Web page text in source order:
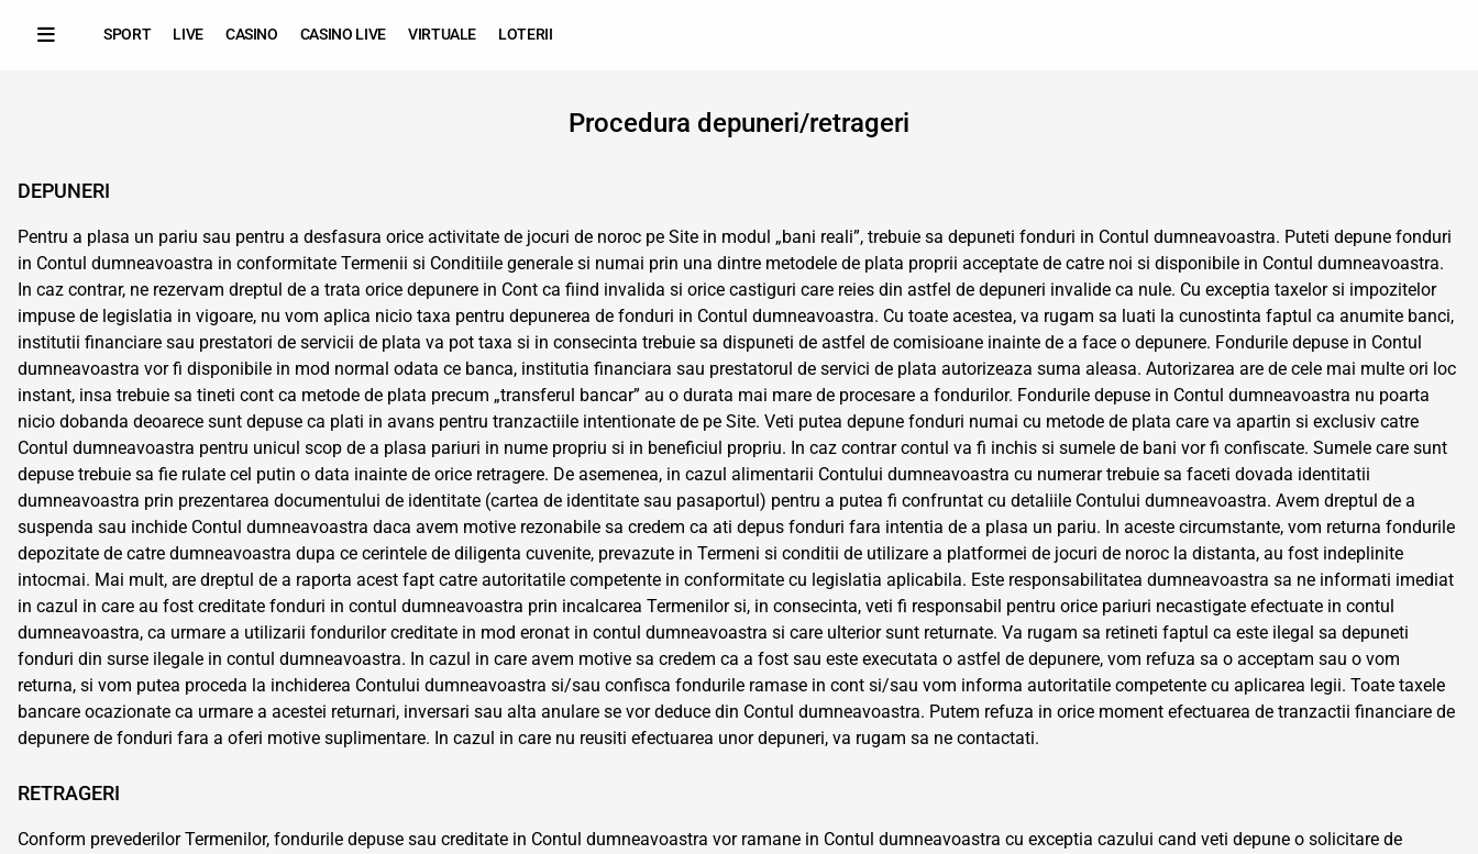
SPORT LIVE CASINO CASINO LIVE VIRTUALE LOTERII
Procedura depuneri/retrageri
DEPUNERI
Pentru a plasa un pariu sau pentru a desfasura orice activitate de jocuri de noroc pe Site in modul „bani reali”, trebuie sa depuneti fonduri in Contul dumneavoastra. Puteti depune fonduri
in Contul dumneavoastra in conformitate Termenii si Conditiile generale si numai prin una dintre metodele de plata proprii acceptate de catre noi si disponibile in Contul dumneavoastra.
In caz contrar, ne rezervam dreptul de a trata orice depunere in Cont ca fiind invalida si orice castiguri care reies din astfel de depuneri invalide ca nule. Cu exceptia taxelor si impozitelor
impuse de legislatia in vigoare, nu vom aplica nicio taxa pentru depunerea de fonduri in Contul dumneavoastra. Cu toate acestea, va rugam sa luati la cunostinta faptul ca anumite banci,
institutii financiare sau prestatori de servicii de plata va pot taxa si in consecinta trebuie sa dispuneti de astfel de comisioane inainte de a face o depunere. Fondurile depuse in Contul
dumneavoastra vor fi disponibile in mod normal odata ce banca, institutia financiara sau prestatorul de servici de plata autorizeaza suma aleasa. Autorizarea are de cele mai multe ori loc
instant, insa trebuie sa tineti cont ca metode de plata precum „transferul bancar” au o durata mai mare de procesare a fondurilor. Fondurile depuse in Contul dumneavoastra nu poarta
nicio dobanda deoarece sunt depuse ca plati in avans pentru tranzactiile intentionate de pe Site. Veti putea depune fonduri numai cu metode de plata care va apartin si exclusiv catre
Contul dumneavoastra pentru unicul scop de a plasa pariuri in nume propriu si in beneficiul propriu. In caz contrar contul va fi inchis si sumele de bani vor fi confiscate. Sumele care sunt
depuse trebuie sa fie rulate cel putin o data inainte de orice retragere. De asemenea, in cazul alimentarii Contului dumneavoastra cu numerar trebuie sa faceti dovada identitatii
dumneavoastra prin prezentarea documentului de identitate (cartea de identitate sau pasaportul) pentru a putea fi confruntat cu detaliile Contului dumneavoastra. Avem dreptul de a
suspenda sau inchide Contul dumneavoastra daca avem motive rezonabile sa credem ca ati depus fonduri fara intentia de a plasa un pariu. In aceste circumstante, vom returna fondurile
depozitate de catre dumneavoastra dupa ce cerintele de diligenta cuvenite, prevazute in Termeni si conditii de utilizare a platformei de jocuri de noroc la distanta, au fost indeplinite
intocmai. Mai mult, are dreptul de a raporta acest fapt catre autoritatile competente in conformitate cu legislatia aplicabila. Este responsabilitatea dumneavoastra sa ne informati imediat
in cazul in care au fost creditate fonduri in contul dumneavoastra prin incalcarea Termenilor si, in consecinta, veti fi responsabil pentru orice pariuri necastigate efectuate in contul
dumneavoastra, ca urmare a utilizarii fondurilor creditate in mod eronat in contul dumneavoastra si care ulterior sunt returnate. Va rugam sa retineti faptul ca este ilegal sa depuneti
fonduri din surse ilegale in contul dumneavoastra. In cazul in care avem motive sa credem ca a fost sau este executata o astfel de depunere, vom refuza sa o acceptam sau o vom
returna, si vom putea proceda la inchiderea Contului dumneavoastra si/sau confisca fondurile ramase in cont si/sau vom informa autoritatile competente cu aplicarea legii. Toate taxele
bancare ocazionate ca urmare a acestei returnari, inversari sau alta anulare se vor deduce din Contul dumneavoastra. Putem refuza in orice moment efectuarea de tranzactii financiare de
depunere de fonduri fara a oferi motive suplimentare. In cazul in care nu reusiti efectuarea unor depuneri, va rugam sa ne contactati.
RETRAGERI
Conform prevederilor Termenilor, fondurile depuse sau creditate in Contul dumneavoastra vor ramane in Contul dumneavoastra cu exceptia cazului cand veti depune o solicitare de